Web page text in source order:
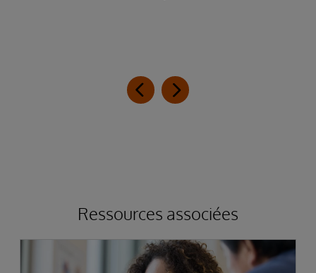
Ressources associées